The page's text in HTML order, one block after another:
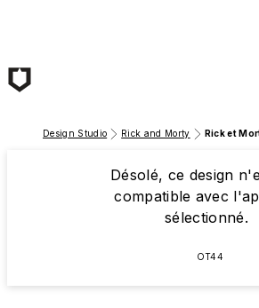
Design Studio Rick and Morty Rick et
Désolé, ce design
compatible avec
sélectionné.
OT44